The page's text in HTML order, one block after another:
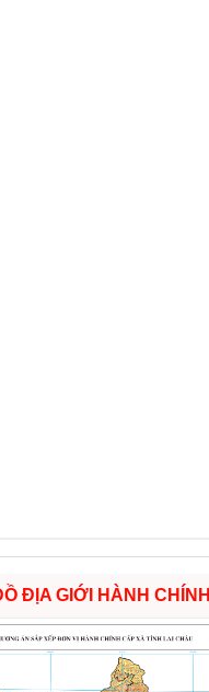
ĐỊA GIỚI HÀNH CHÍNH